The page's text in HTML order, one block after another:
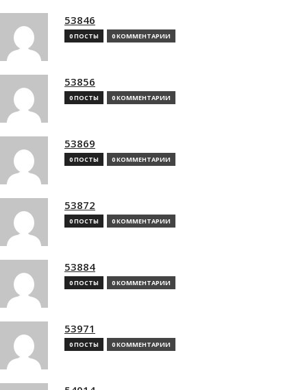
53846
0 ПОСТЫ 0 КОММЕНТАРИИ
53856
0 ПОСТЫ 0 КОММЕНТАРИИ
53869
0 ПОСТЫ 0 КОММЕНТАРИИ
53872
0 ПОСТЫ 0 КОММЕНТАРИИ
53884
0 ПОСТЫ 0 КОММЕНТАРИИ
53971
0 ПОСТЫ 0 КОММЕНТАРИИ